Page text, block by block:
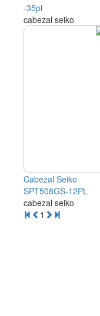
-35pl
cabezal seiko
Cabezal Seiko
SPT508GS-12PL
cabezal seiko
1